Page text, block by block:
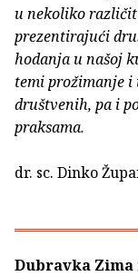
u nekoliko
prezentirajući
hodanja u našoj
temi prožimanje
društvenih, pa i
praksama.
dr. sc. Dinko
Dubravka Zima